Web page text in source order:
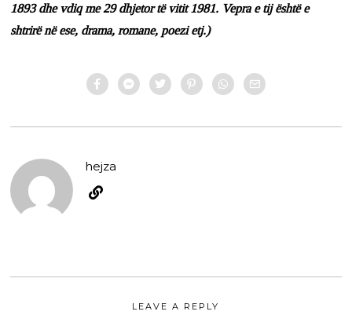
1893 dhe vdiq me 29 dhjetor të vitit 1981. Vepra e tij është e
shtrirë në ese, drama, romane, poezi etj.)
hejza
LEAVE A REPLY